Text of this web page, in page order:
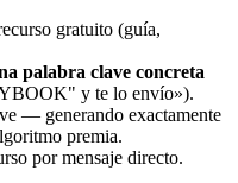
gratuito (guía,
palabra clave concreta
y te lo envío»).
— generando exactamente
premia.
por mensaje directo.